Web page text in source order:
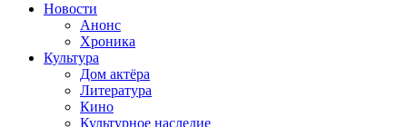
Новости
Анонс
Хроника
Культура
Дом актёра
Литература
Кино
Культурное наследие